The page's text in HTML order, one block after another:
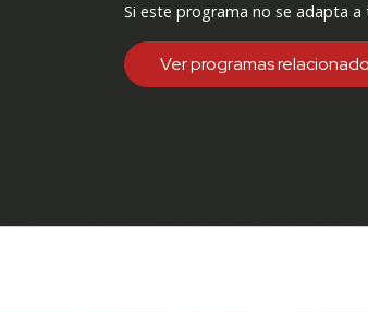
Si este programa no se adapta
Ver programas